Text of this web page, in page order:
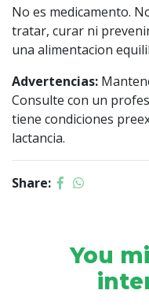
No es medicamento.
tratar, curar ni
una alimentacion
Advertencias:
Consulte con un
tiene condiciones
lactancia.
Share:
You